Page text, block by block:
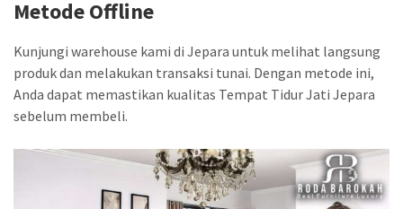
Metode Offline
Kunjungi warehouse kami di Jepara untuk melihat langsung
produk dan melakukan transaksi tunai. Dengan metode ini,
Anda dapat memastikan kualitas Tempat Tidur Jati Jepara
sebelum membeli.